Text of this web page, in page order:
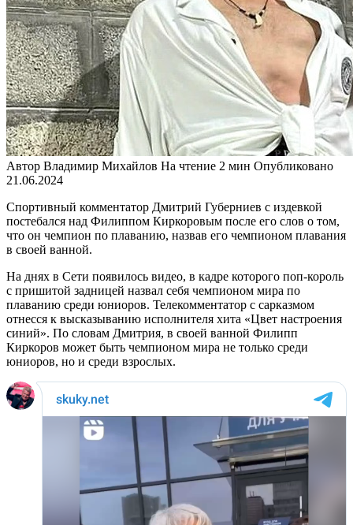
Автор Владимир Михайлов На чтение 2 мин Опубликовано
21.06.2024
Спортивный комментатор Дмитрий Губерниев с издевкой
постебался над Филиппом Киркоровым после его слов о том,
что он чемпион по плаванию, назвав его чемпионом плавания
в своей ванной.
На днях в Сети появилось видео, в кадре которого поп-король
с пришитой задницей назвал себя чемпионом мира по
плаванию среди юниоров. Телекомментатор с сарказмом
отнесся к высказыванию исполнителя хита «Цвет настроения
синий». По словам Дмитрия, в своей ванной Филипп
Киркоров может быть чемпионом мира не только среди
юниоров, но и среди взрослых.